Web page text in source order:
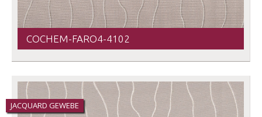
COCHEM-FARO4-4102
JACQUARD GEWEBE